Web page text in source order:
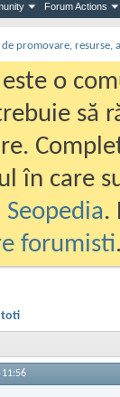
Forum Actions
promovare, resurse,
este o
să
în care
.
forumisti.
toti
11:56